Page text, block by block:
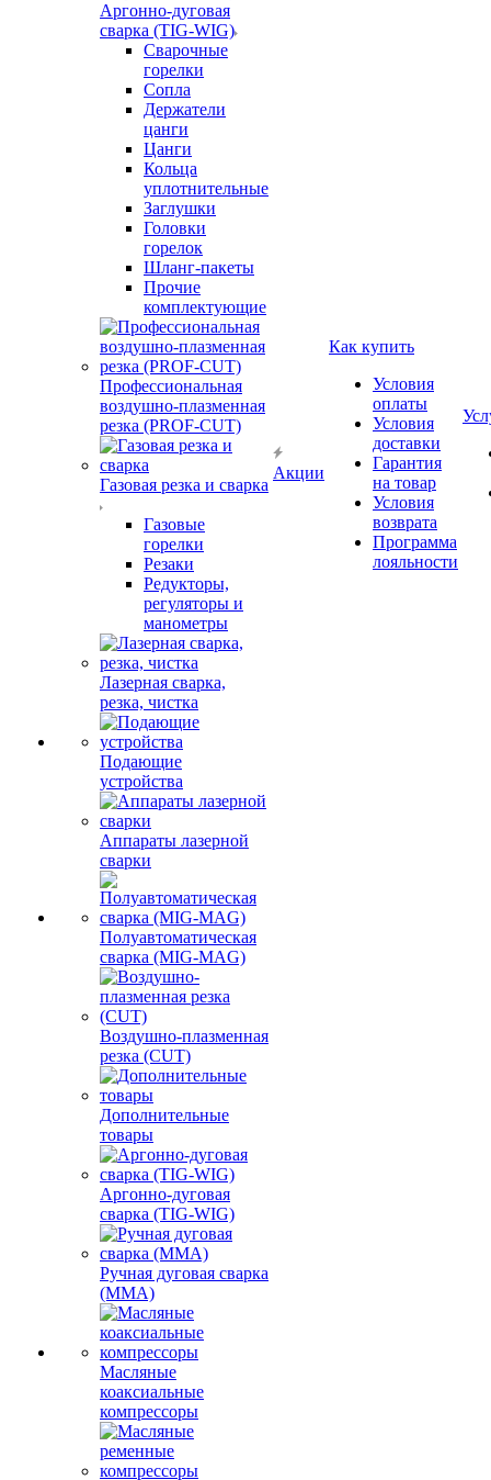
Аргонно-дуговая
сварка (TIG-WIG)
Сварочные
горелки
Сопла
Держатели
цанги
Цанги
Кольца
уплотнительные
Заглушки
Головки
горелок
Шланг-пакеты
Прочие
комплектующие
Профессиональная
воздушно-плазменная
резка (PROF-CUT)
Газовая резка и сварка
Газовые
горелки
Резаки
Редукторы,
регуляторы и
манометры
Лазерная сварка,
резка, чистка
Подающие
устройства
Аппараты лазерной
сварки
Полуавтоматическая
сварка (MIG-MAG)
Воздушно-плазменная
резка (CUT)
Дополнительные
товары
Аргонно-дуговая
сварка (TIG-WIG)
Ручная дуговая сварка
(MMA)
Масляные
коаксиальные
компрессоры
Акции
Как купить
Условия
оплаты
Условия
доставки
Гарантия
на товар
Условия
возврата
Программа
лояльности